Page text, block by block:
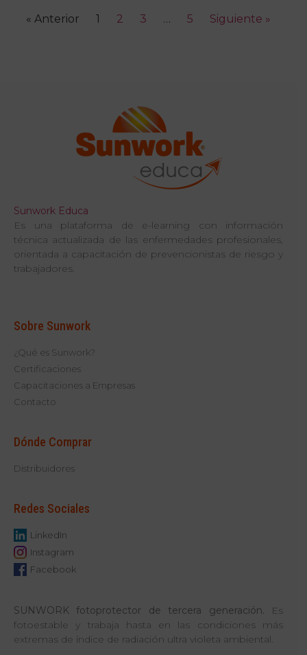
« Anterior 1 2 3 … 5 Siguiente »
Sunwork Educa
Es una plataforma de e-learning con información
técnica actualizada de las enfermedades profesionales,
orientada a capacitación de prevencionistas de riesgo y
trabajadores.
Sobre Sunwork
¿Qué es Sunwork?
Certificaciones
Capacitaciones a Empresas
Contacto
Dónde Comprar
Distribuidores
Redes Sociales
LinkedIn
Instagram
Facebook
SUNWORK fotoprotector de tercera generación. Es
fotoestable y trabaja hasta en las condiciones más
extremas de índice de radiación ultra violeta ambiental.